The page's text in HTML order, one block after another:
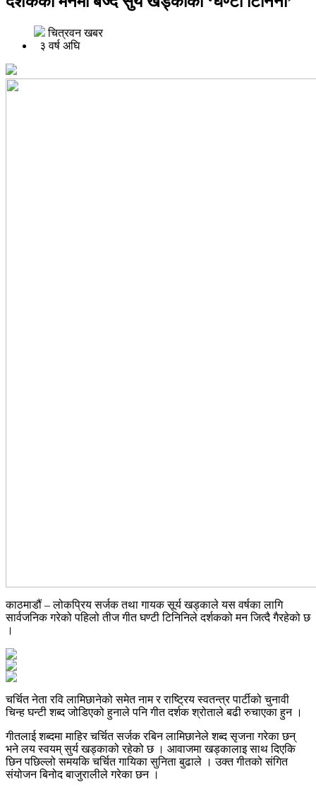
चित्रवन खबर
३ वर्ष अघि
काठमाडौं – लोकप्रिय सर्जक तथा गायक सूर्य खड्काले यस वर्षका लागि
सार्वजनिक गरेको पहिलो तीज गीत घण्टी टिनिनिले दर्शकको मन जित्दै गैरहेको छ
।
चर्चित नेता रवि लामिछानेको समेत नाम र राष्ट्रिय स्वतन्त्र पार्टीको चुनावी
चिन्ह घन्टी शब्द जोडिएको हुनाले पनि गीत दर्शक श्रोताले बढी रुचाएका हुन ।
गीतलाई शब्दमा माहिर चर्चित सर्जक रबिन लामिछानेले शब्द सृजना गरेका छन्
भने लय स्वयम् सुर्य खड्काको रहेको छ । आवाजमा खड्कालाइ साथ दिएकि
छिन पछिल्लो समयकि चर्चित गायिका सुनिता बुढाले । उक्त गीतको संगित
संयोजन बिनोद बाजुरालीले गरेका छन ।